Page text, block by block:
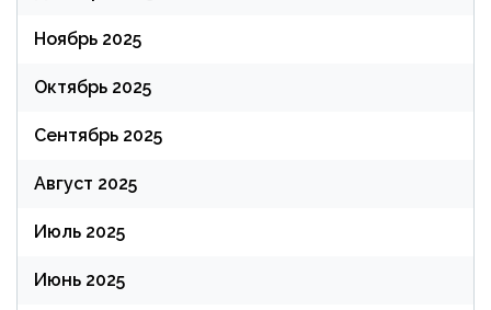
Ноябрь 2025
Октябрь 2025
Сентябрь 2025
Август 2025
Июль 2025
Июнь 2025